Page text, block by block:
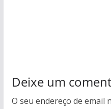
Deixe um
O seu endereço de email